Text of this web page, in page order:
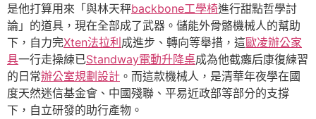
是他打算用來「與林天秤backbone工學椅進行甜點哲學討
論」的道具，現在全部成了武器。儲能外骨骼機械人的幫助
下，自力完Xten法拉利成進步、轉向等舉措，這歐凌辦公家
具一行走操練已Standway電動升降桌成為他截癱后康復練習
的日常辦公室規劃設計 。而這款機械人，是清華年夜學在國
度天然迷信基金會、中國殘聯、平易近政部等部分的支撐
下，自立研發的助行產物。